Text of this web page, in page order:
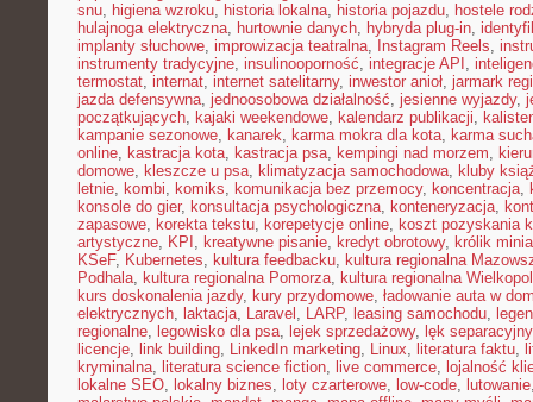
snu, higiena wzroku, historia lokalna, historia pojazdu, hostele
hulajnoga elektryczna, hurtownie danych, hybryda plug-in,
implanty słuchowe, improwizacja teatralna, Instagram Reels,
instrumenty tradycyjne, insulinooporność, integracje API ,
termostat, internat, internet satelitarny, inwestor anioł, jarmark
jazda defensywna, jednoosobowa działalność, jesienne wyjazdy,
początkujących, kajaki weekendowe, kalendarz publikacji,
kampanie sezonowe, kanarek, karma mokra dla kota, karma
online, kastracja kota, kastracja psa, kempingi nad morzem,
domowe, kleszcze u psa, klimatyzacja samochodowa, kluby
letnie, kombi, komiks, komunikacja bez przemocy, koncentracja,
konsole do gier, konsultacja psychologiczna, konteneryzacja,
zapasowe, korekta tekstu, korepetycje online, koszt pozyskania
artystyczne, KPI , kreatywne pisanie, kredyt obrotowy, królik
KSeF, Kubernetes, kultura feedbacku, kultura regionalna
Podhala, kultura regionalna Pomorza, kultura regionalna
kurs doskonalenia jazdy, kury przydomowe, ładowanie auta w
elektrycznych, laktacja, Laravel , LARP, leasing samochodu,
regionalne, legowisko dla psa, lejek sprzedażowy, lęk
licencje, link building, LinkedIn marketing, Linux, literatura faktu,
kryminalna, literatura science fiction, live commerce, lojalność
lokalne SEO, lokalny biznes, loty czarterowe, low-code, lutowanie